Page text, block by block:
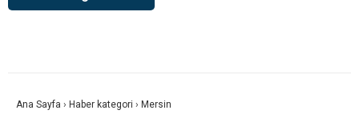
Ana Sayfa › Haber kategori › Mersin